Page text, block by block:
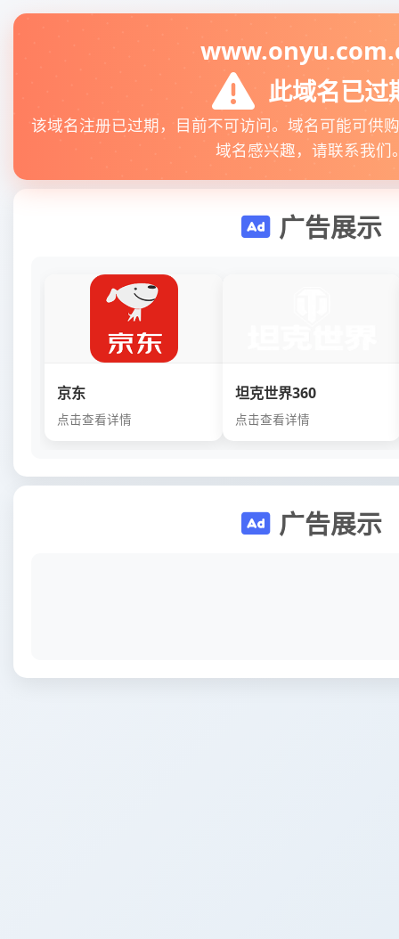
此域名已过
该域名注册已过期，目前不可访问。域名可能可供
域名感兴趣，请联系我们
广告展示
京东
点击查看详情
坦克世界360
点击查看详情
广告展示